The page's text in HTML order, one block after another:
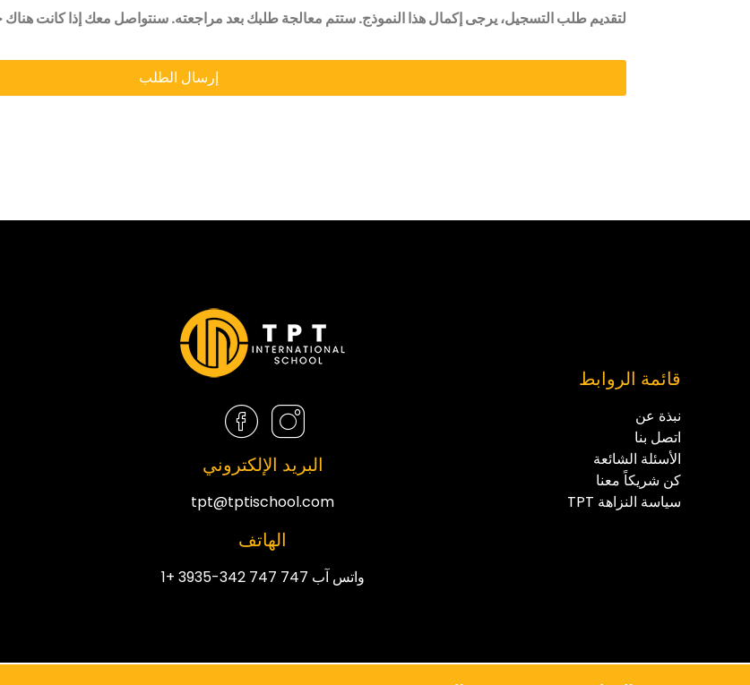
لتقديم طلب التسجيل، يرجى إكمال هذا النموذج. ستتم معالجة طلبك بعد مراجعته. سنتواصل معك إذا كانت
إرسال الطلب
قائمة الروابط
نبذة عن
اتصل بنا
الأسئلة الشائعة
كن شريكاً معنا
سياسة النزاهة TPT
البريد الإلكتروني
tpt@tptischool.com
الهاتف
واتس آب 747 747 342-3935 +1